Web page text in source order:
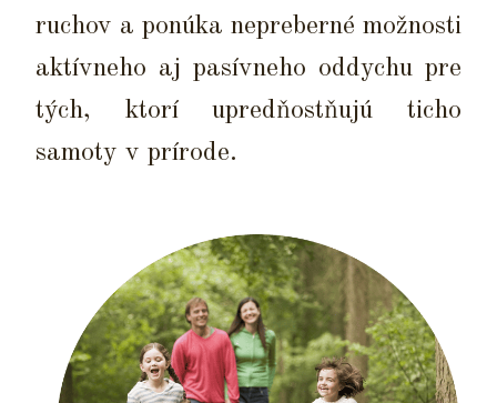
ruchov a ponúka nepreberné možnosti
aktívneho aj pasívneho oddychu pre
tých, ktorí upredňostňujú ticho
samoty v prírode.